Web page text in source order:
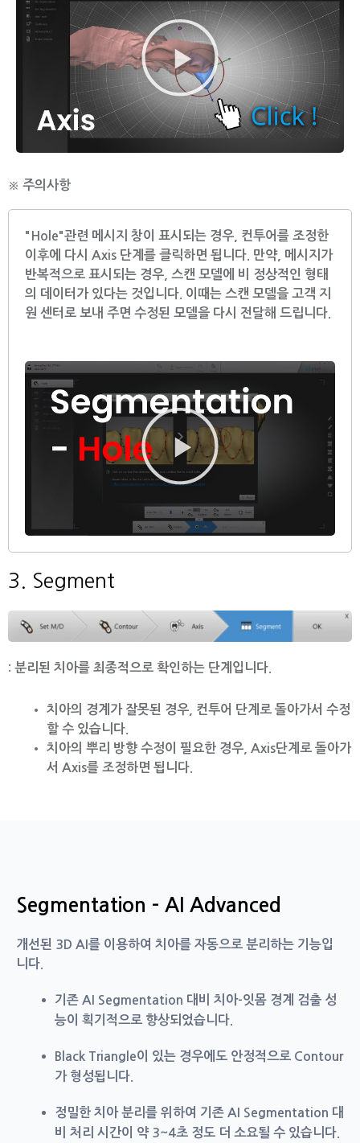
상
재
생
※ 주의사항
"Hole"관련 메시지 창이 표시되는 경우, 컨투어를 조정한
이후에 다시 Axis 단계를 클릭하면 됩니다. 만약, 메시지가
반복적으로 표시되는 경우, 스캔 모델에 비 정상적인 형태
의 데이터가 있다는 것입니다. 이때는 스캔 모델을 고객 지
원 센터로 보내 주면 수정된 모델을 다시 전달해 드립니다.
동
영
상
3. Segment
: 분리된 치아를 최종적으로 확인하는 단계입니다.
치아의 경계가 잘못된 경우, 컨투어 단계로 돌아가서 수정
할 수 있습니다.
치아의 뿌리 방향 수정이 필요한 경우, Axis단계로 돌아가
서 Axis를 조정하면 됩니다.
Segmentation - AI Advanced
개선된 3D AI를 이용하여 치아를 자동으로 분리하는 기능입
니다.
기존 AI Segmentation 대비 치아-잇몸 경계 검출 성
능이 획기적으로 향상되었습니다.
Black Triangle이 있는 경우에도 안정적으로 Contour
가 형성됩니다.
정밀한 치아 분리를 위하여 기존 AI Segmentation 대
비 처리 시간이 약 3~4초 정도 더 소요될 수 있습니다.